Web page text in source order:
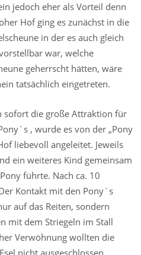
jedoch eher als Vorteil denn
Hof ging es zunächst in die
in der es auch gleich
war, welche
geherrscht hätten, wäre
tatsächlich eingetreten.
sofort die große Attraktion für
, wurde es von der „Pony
liebevoll angeleitet. Jeweils
ein weiteres Kind gemeinsam
führte. Nach ca. 10
Kontakt mit den Pony`s
auf das Reiten, sondern
mit dem Striegeln im Stall
Verwöhnung wollten die